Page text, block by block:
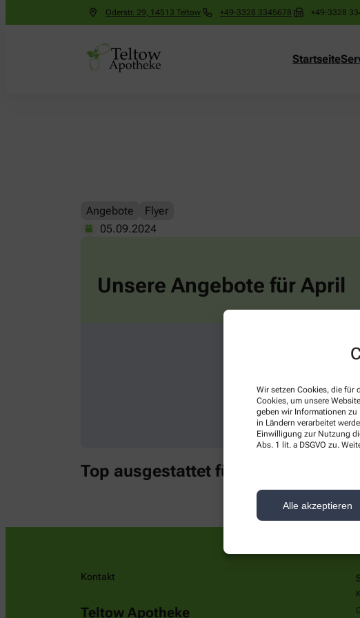
Wir setzen Cookies, die für
Cookies, um unsere
geben wir Informationen zu
in Ländern verarbeitet
Einwilligung zur Nutzung
Abs. 1 lit. a DSGVO zu.
Alle akzeptieren
Oderstr. 29 14513 Teltow +49-3328 3345678 +49-3328
Startseite
Angebote
Flyer
05.09.2024
Unsere Angebote für April
Top ausgestattet für die nächste
Kontakt
Teltow Apotheke